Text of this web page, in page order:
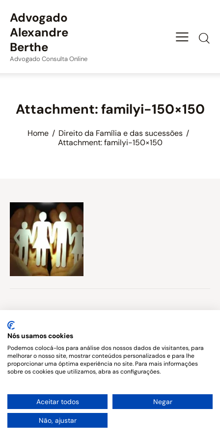
Advogado
Alexandre
Berthe
Advogado Consulta Online
Attachment: familyi-150×150
Home
Direito da Família e das sucessões
Attachment: familyi-150×150
Direito da Família e das
sucessões
Copyright © 2026. All rights reserved.
Nós usamos cookies
Podemos colocá-los para análise dos nossos dados de visitantes, para
melhorar o nosso site, mostrar conteúdos personalizados e para lhe
proporcionar uma óptima experiência no site. Para mais informações
sobre os cookies que utilizamos, abra as configurações.
Aceitar todos Negar
Não, ajustar